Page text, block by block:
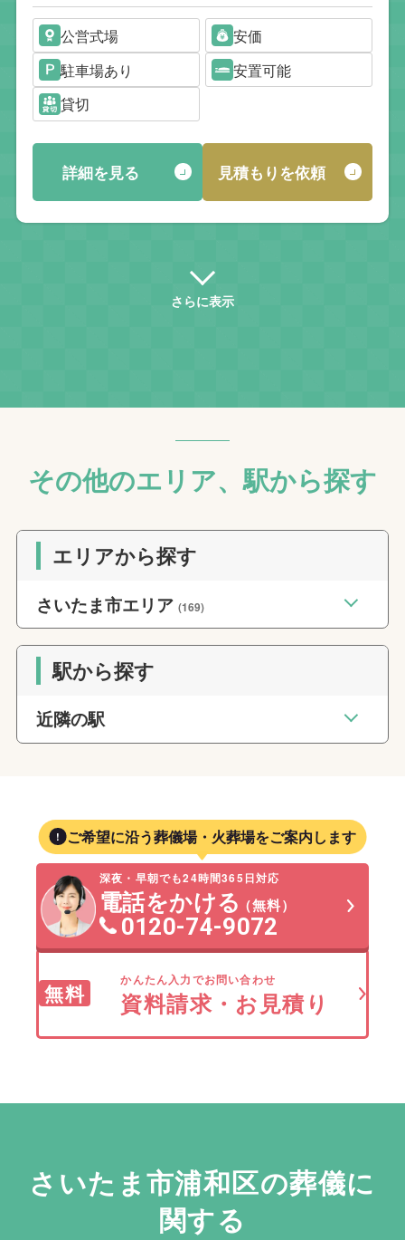
公営式場
安価
駐車場あり
安置可能
貸切
詳細を見る 見積もりを依頼
さらに表示
その他のエリア、駅から探す
エリアから探す
さいたま市エリア(169)
駅から探す
近隣の駅
ご希望に沿う葬儀場・火葬場をご案内します
深夜・早朝でも24時間365日対応
電話をかける（無料）
0120-74-9072
無料
かんたん入力でお問い合わせ
資料請求・お見積り
さいたま市浦和区の葬儀に
関する